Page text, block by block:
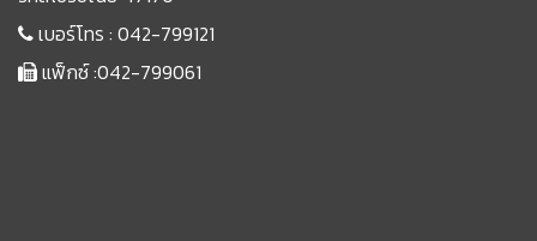
เบอร์โทร : 042-799121
แฟ็กซ์ :042-799061